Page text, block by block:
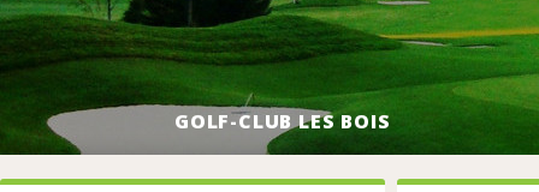
GOLF-CLUB LES BOIS